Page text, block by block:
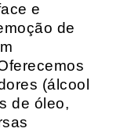
e
de
(álcool
de óleo,